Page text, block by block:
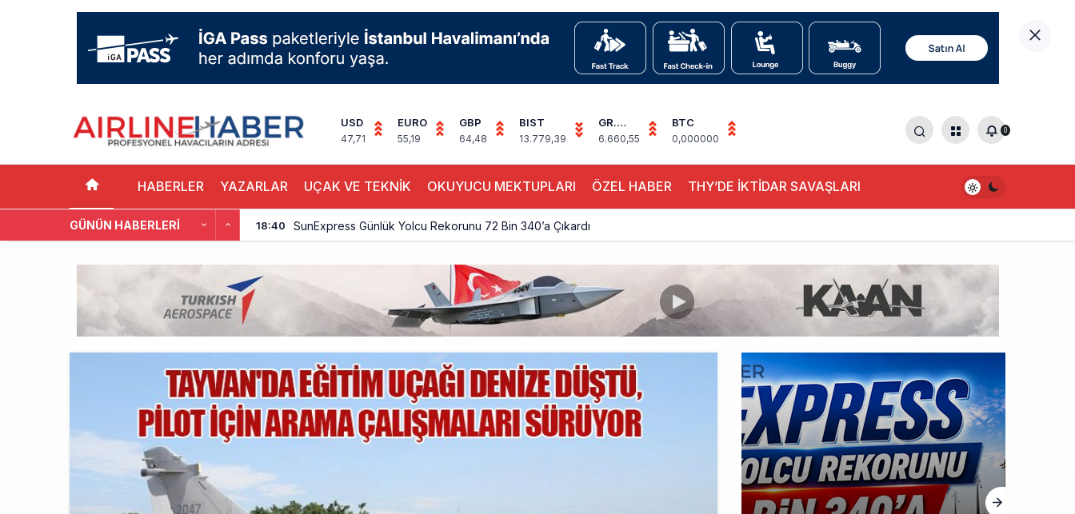
USD
47,71
EURO
55,19
GBP
64,48
BIST
13.779,39
GR.
ALTIN
6.660,55
BTC
0,000000
0
HABERLER YAZARLAR UÇAK VE TEKNİK OKUYUCU MEKTUPLARI ÖZEL HABER THY’DE İKTİDAR SAVAŞLARI
GÜNÜN HABERLERI 18:40 SunExpress Günlük Yolcu Rekorunu 72 Bin 340’a Çıkardı
Aslıhan Güven, Airport Leader of the Future Finalisti Oldu
EasyJet, 5,7 Milyar Sterline Apollo’ya Satılıyor
15:26 Pilotlar, Teknisyenler, Kabin Ekipleri ve Yer Hizmeti Çalışanları Gazeteci Olmaya Çalışıyor!
12:58 BookingAgora’dan Dubai’ye iki FAM Trip
10:56 AJet Uçuşlarıyla Rus Turist İçin Yeni Türkiye Rotası
Airbus Temmuz bilançosunu açıkladı: 204 yeni sipariş